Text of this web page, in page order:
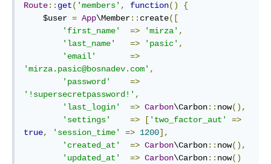
Route:: get( 'members' , function()
{
    $user
= App\Member:: create([
'first_name'
=> 'mirza' ,
'last_name'
=> 'pasic' ,
'email'
=>
'mirza.pasic@bosnadev.com' ,
'password'
=>
'!supersecretpassword!' ,
'last_login'
=> Carbon\Carbon:: now(),
'settings'
=> [ 'two_factor_aut'
=>
true, 'session_time' => 1200],
'created_at'
=> Carbon\Carbon:: now(),
'updated_at'
=> Carbon\Carbon:: now()